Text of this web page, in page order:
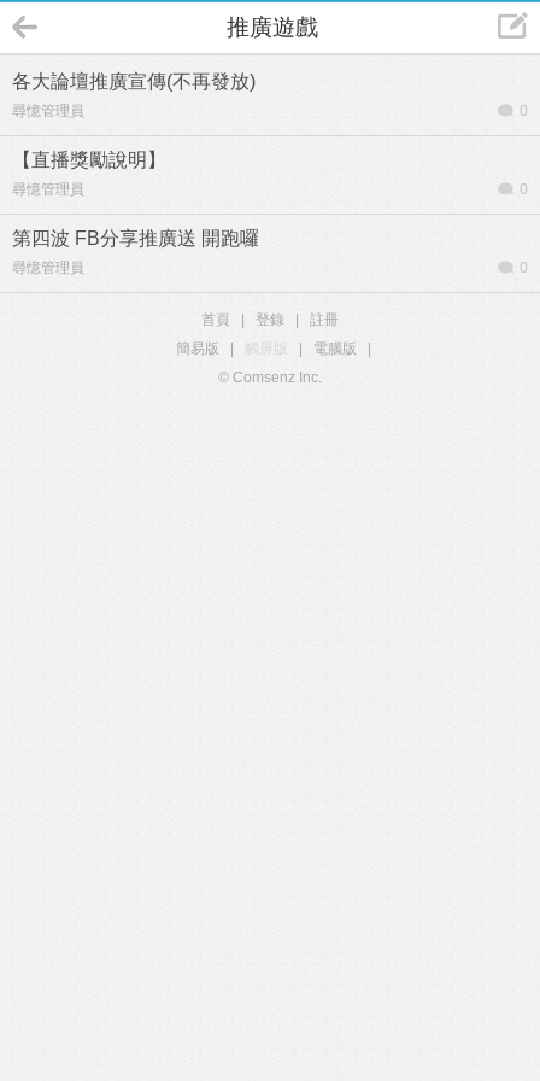
推廣遊戲
各大論壇推廣宣傳(不再發放)
尋憶管理員 0
【直播獎勵說明】
尋憶管理員 0
第四波 FB分享推廣送 開跑囉
尋憶管理員 0
首頁 登錄
註冊
簡易版
觸屏版 電腦版
© Comsenz Inc.